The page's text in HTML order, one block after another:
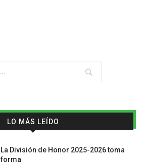
LO MÁS LEÍDO
La División de Honor 2025-2026 toma
forma